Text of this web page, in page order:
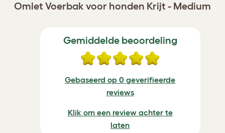
Omlet Voerbak voor honden Krijt - Medium
Gemiddelde beoordeling
Gebaseerd op 0 geverifieerde
reviews
Klik om een review achter te
laten